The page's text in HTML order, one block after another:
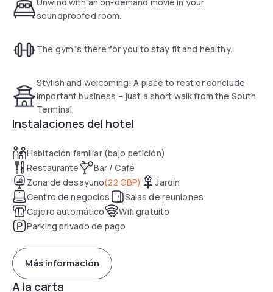
soundproofed room.
The gym is there for you to stay fit and healthy.
Stylish and welcoming! A place to rest or conclude
important business – just a short walk from the South
Terminal.
Instalaciones del hotel
Habitación familiar (bajo petición)
Restaurante
Bar / Café
Zona de desayuno(22 GBP)
Jardín
Centro de negocios
Salas de reuniones
Cajero automático
Wifi gratuito
Parking privado de pago
Más información
A la carta